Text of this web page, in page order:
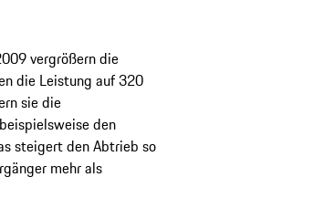
vergrößern die
die Leistung auf 320
sie die
den
steigert den Abtrieb so
mehr als